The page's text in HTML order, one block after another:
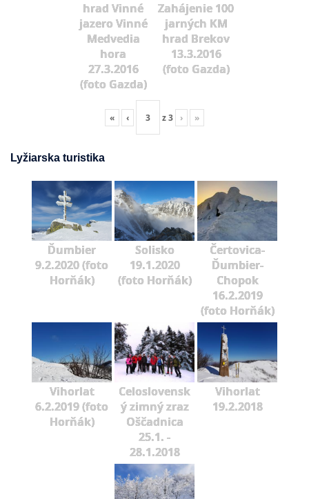
hrad Vinné
jazero Vinné
Medvedia
hora
27.3.2016
(foto Gazda)
Zahájenie 100
jarných KM
hrad Brekov
13.3.2016
(foto Gazda)
« ‹ z3 › »
Lyžiarska turistika
Ďumbier
9.2.2020 (foto
Horňák)
Solisko
19.1.2020
(foto Horňák)
Čertovica-
Ďumbier-
Chopok
16.2.2019
(foto Horňák)
Vihorlat
6.2.2019 (foto
Horňák)
Celoslovensk
ý zimný zraz
Oščadnica
25.1. -
28.1.2018
Vihorlat
19.2.2018